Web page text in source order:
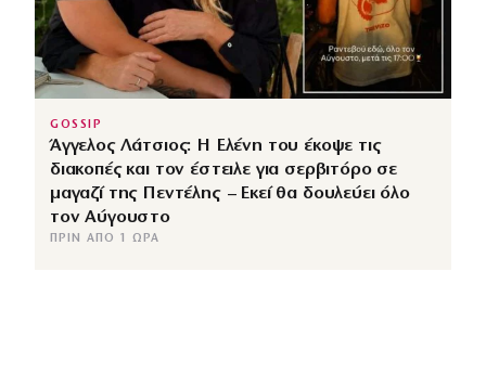
GOSSIP
Άγγελος Λάτσιος: Η Ελένη του έκοψε τις
διακοπές και τον έστειλε για σερβιτόρο σε
μαγαζί της Πεντέλης – Εκεί θα δουλεύει όλο
τον Αύγουστο
ΠΡΙΝ ΑΠΌ 1 ΏΡΑ